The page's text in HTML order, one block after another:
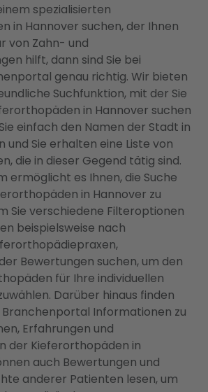
spezialisierten
in Hannover suchen, der Ihnen
von Zahn- und
hilft, dann sind Sie bei
genau richtig. Wir bieten
Suchfunktion, mit der Sie
in Hannover suchen
einfach den Namen der Stadt in
und Sie erhalten eine Liste von
die in dieser Gegend tätig sind.
ermöglicht es Ihnen, die Suche
in Hannover zu
Sie verschiedene Filteroptionen
beispielsweise nach
Bewertungen suchen, um den
für Ihre individuellen
Darüber hinaus finden
Branchenportal Informationen zu
Erfahrungen und
der Kieferorthopäden in
auch Bewertungen und
anderer Patienten lesen, um